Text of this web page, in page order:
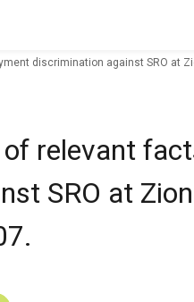
discrimination against SRO at
relevant
SRO at Zion